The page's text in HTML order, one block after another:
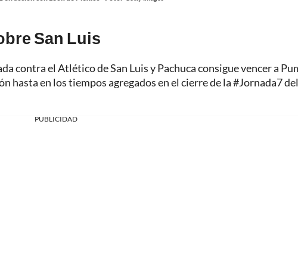
San Luis
contra el Atlético de San Luis y Pachuca consigue vencer a
hasta en los tiempos agregados en el cierre de la #Jornada7 del
PUBLICIDAD